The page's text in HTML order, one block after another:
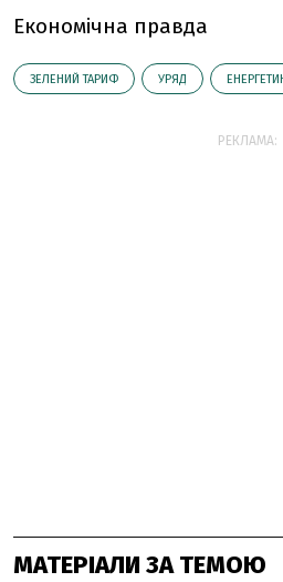
Економічна правда
ЗЕЛЕНИЙ ТАРИФ УРЯД
РЕКЛАМА:
МАТЕРІАЛИ ЗА ТЕМОЮ